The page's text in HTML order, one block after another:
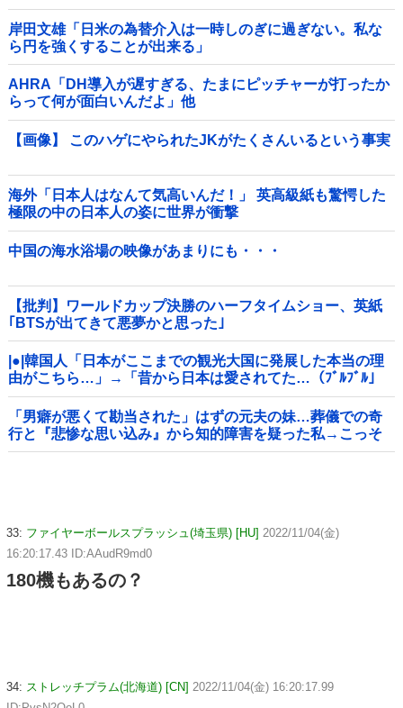
岸田文雄「日米の為替介入は一時しのぎに過ぎない。私な
ら円を強くすることが出来る」
AHRA「DH導入が遅すぎる、たまにピッチャーが打ったか
らって何が面白いんだよ」他
【画像】 このハゲにやられたJKがたくさんいるという事実
海外「日本人はなんて気高いんだ！」 英高級紙も驚愕した
極限の中の日本人の姿に世界が衝撃
中国の海水浴場の映像があまりにも・・・
【批判】ワールドカップ決勝のハーフタイムショー、英紙
｢BTSが出てきて悪夢かと思った｣
|●|韓国人「日本がここまでの観光大国に発展した本当の理
由がこちら…」→「昔から日本は愛されてた…（ﾌﾞﾙﾌﾞﾙ」
＝韓国の反応
「男癖が悪くて勘当された」はずの元夫の妹…葬儀での奇
行と『悲惨な思い込み』から知的障害を疑った私→こっそ
り病院へ誘導し行政保護させた話
33: ファイヤーボールスプラッシュ(埼玉県) [HU] 2022/11/04(金)
16:20:17.43 ID:AAudR9md0
180機もあるの？
34: ストレッチプラム(北海道) [CN] 2022/11/04(金) 16:20:17.99